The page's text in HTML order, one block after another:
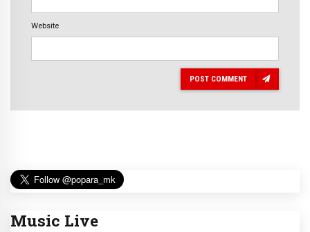
Website
POST COMMENT
Music Live